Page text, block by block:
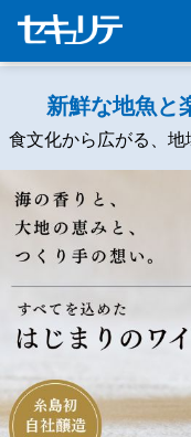
新鮮な地魚と
食文化から広がる、